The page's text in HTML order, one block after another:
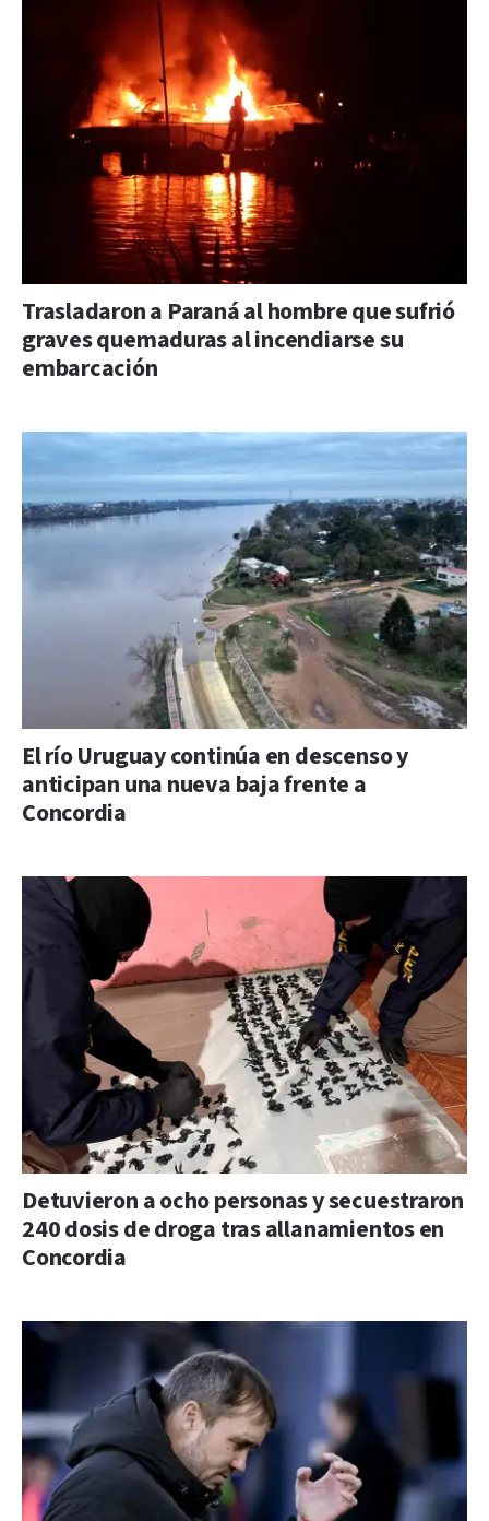
Trasladaron a Paraná al hombre que sufrió
graves quemaduras al incendiarse su
embarcación
El río Uruguay continúa en descenso y
anticipan una nueva baja frente a
Concordia
Detuvieron a ocho personas y secuestraron
240 dosis de droga tras allanamientos en
Concordia